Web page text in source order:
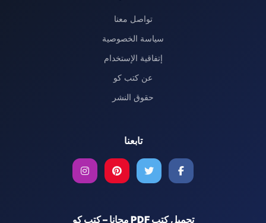
تواصل معنا
سياسة الخصوصية
إتفاقية الإستخدام
عن كتب كو
حقوق النشر
تابعنا
تحميل كتب PDF مجانا – كتب كو